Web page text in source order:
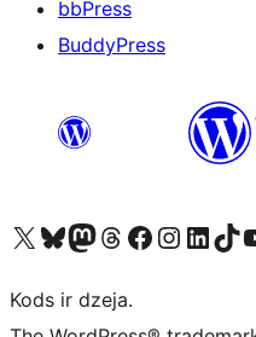
bbPress
BuddyPress
Apmeklējiet mūsu X (agrāk Twitter) kontu
Apmeklējiet mūsu Bluesky kontu
Apmeklējiet mūsu Mastodon kontu
Apmeklējiet mūsu Threads kontu
Apmeklējiet mūsu Facebook lapuApmeklējiet mūsu Instagram kontu
Apmeklējiet mūsu LinkedIn
Apmeklējiet
Kods ir dzeja.